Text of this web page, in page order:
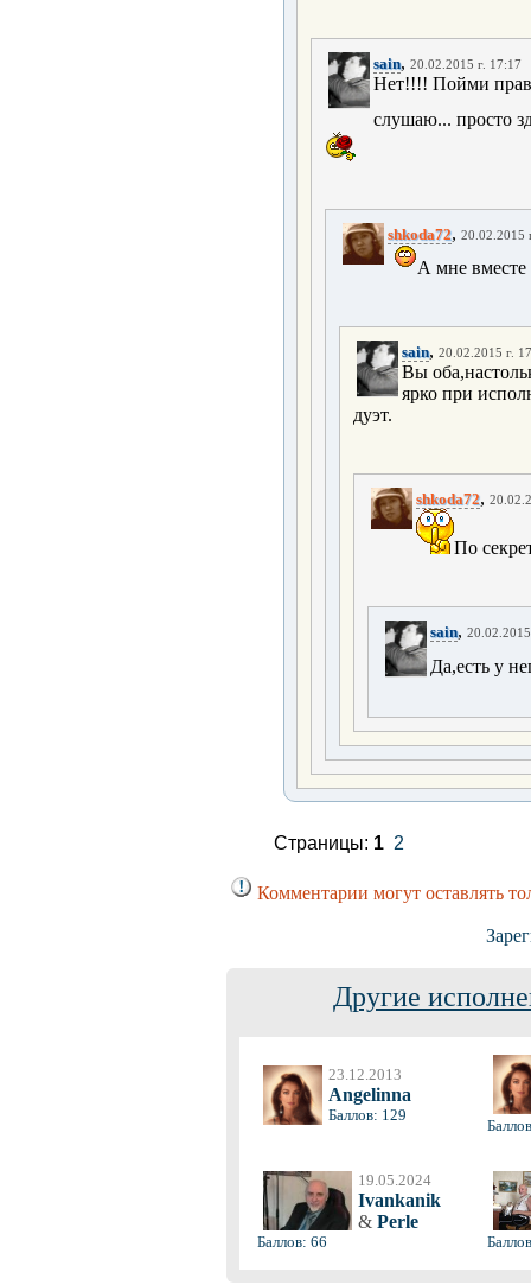
sain, 20.02.2015 г. 17:17
Нет!!!! Пойми
слушаю... просто
shkoda72, 20.02.2015
А мне вместе
sain, 20.02.2015 г.
Вы
ярко при
дуэт.
shkoda72,
По
sain,
Да,есть у
Страницы: 1 2
Комментарии могут оставлять
Другие
23.12.2013
Angelinna
Баллов: 129
19.05.2024
Ivankanik
&Perle
Баллов: 66